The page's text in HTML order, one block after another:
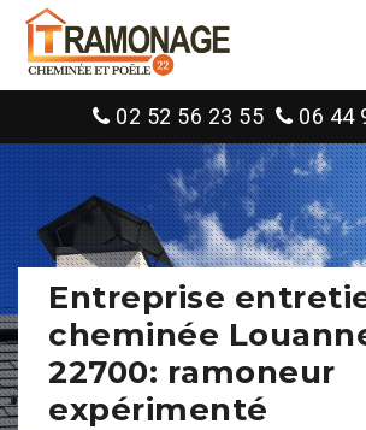
02 52 56 23 55 06 44
Entreprise
cheminée
22700: ramoneur
expérimenté